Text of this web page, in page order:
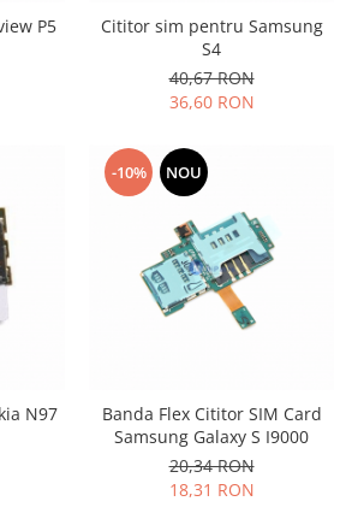
P5
Cititor sim pentru Samsung
S4
40,67 RON
36,60 RON
N97
-10% NOU
Banda Flex Cititor SIM Card
Samsung Galaxy S I9000
20,34 RON
18,31 RON